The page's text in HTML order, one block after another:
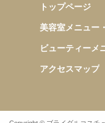
トップページ
美容室メニュー
ビューティーメ
アクセスマップ